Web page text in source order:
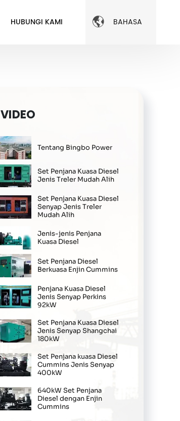
 BAHASA
HUBUNGI KAMI
VIDEO
Tentang Bingbo Power
Set Penjana Kuasa Diesel
Jenis Treler Mudah Alih
Set Penjana Kuasa Diesel
Senyap Jenis Treler
Mudah Alih
Jenis-jenis Penjana
Kuasa Diesel
Set Penjana Diesel
Berkuasa Enjin Cummins
Penjana Kuasa Diesel
Jenis Senyap Perkins
92kW
Set Penjana Kuasa Diesel
Jenis Senyap Shangchai
180kW
Set Penjana kuasa Diesel
Cummins Jenis Senyap
400kW
640kW Set Penjana
Diesel dengan Enjin
Cummins